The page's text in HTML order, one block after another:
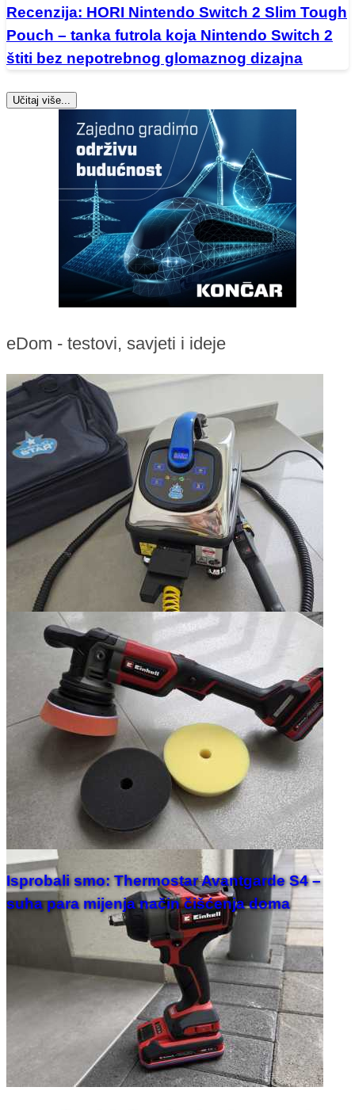
Recenzija: HORI Nintendo Switch 2 Slim Tough
Pouch – tanka futrola koja Nintendo Switch 2
štiti bez nepotrebnog glomaznog dizajna
Učitaj više...
eDom - testovi, savjeti i ideje
Isprobali smo: Thermostar Avantgarde S4 –
suha para mijenja način čišćenja doma